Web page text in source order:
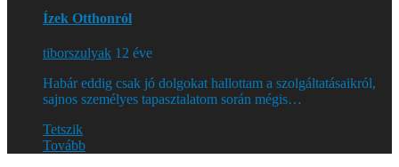
Ízek Otthonról
tiborszulyak 12 éve
Habár eddig csak jó dolgokat hallottam a szolgáltatásaikról,
sajnos személyes tapasztalatom során mégis…
Tetszik
Tovább